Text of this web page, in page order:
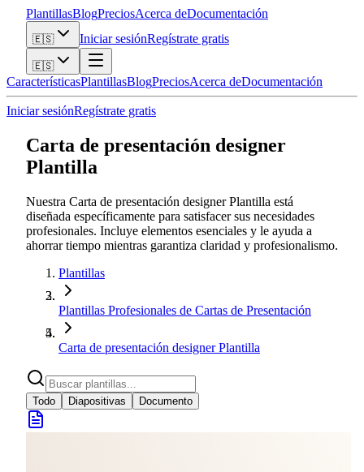
PlantillasBlogPreciosAcerca deDocumentación
🇪🇸 Iniciar sesiónRegístrate gratis
🇪🇸
CaracterísticasPlantillasBlogPreciosAcerca deDocumentación
Iniciar sesiónRegístrate gratis
Carta de presentación designer
Plantilla
Nuestra Carta de presentación designer Plantilla está
diseñada específicamente para satisfacer sus necesidades
profesionales. Incluye elementos esenciales y le ayuda a
ahorrar tiempo mientras garantiza claridad y profesionalismo.
Plantillas
Plantillas Profesionales de Cartas de Presentación
Carta de presentación designer Plantilla
Todo Diapositivas Documento